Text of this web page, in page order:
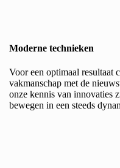
Moderne technieken
Voor een optimaal resultaat
vakmanschap met de
onze kennis van innovaties
bewegen in een steeds